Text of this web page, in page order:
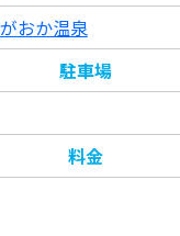
おか温泉
駐車場
料金